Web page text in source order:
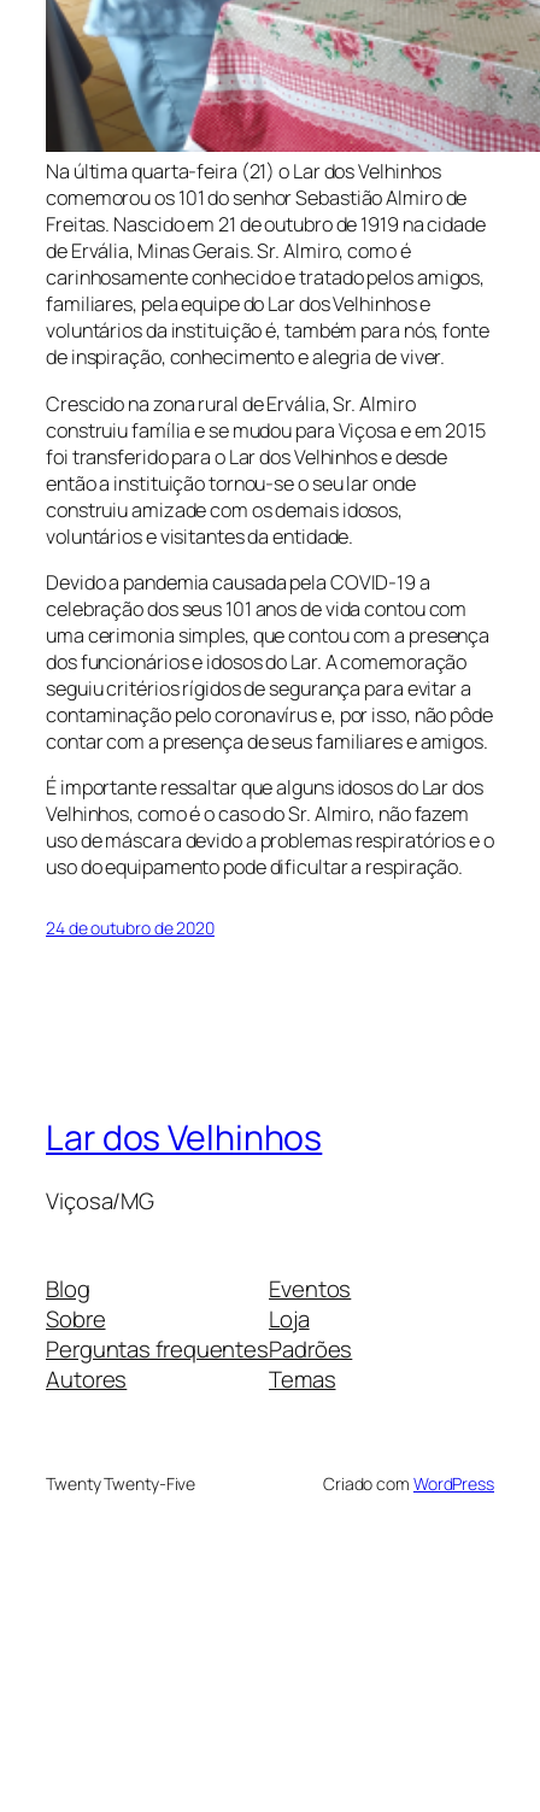
Na última quarta-feira (21) o Lar dos Velhinhos
comemorou os 101 do senhor Sebastião Almiro de
Freitas. Nascido em 21 de outubro de 1919 na cidade
de Ervália, Minas Gerais.Sr. Almiro, como é
carinhosamente conhecido e tratado pelos amigos,
familiares, pela equipe do Lar dos Velhinhos e
voluntários da instituição é, também para nós, fonte
de inspiração, conhecimento e alegria de viver.
Crescido na zona rural de Ervália, Sr. Almiro
construiu família e se mudou para Viçosa e em 2015
foi transferido para o Lar dos Velhinhos e desde
então a instituição tornou-se o seu lar onde
construiu amizade com os demais idosos,
voluntários e visitantes da entidade.
Devido a pandemia causada pela COVID-19 a
celebração dos seus 101 anos de vida contou com
uma cerimonia simples, que contou com a presença
dos funcionários e idosos do Lar. A comemoração
seguiu critérios rígidos de segurança para evitar a
contaminação pelo coronavírus e, por isso, não pôde
contar com a presença de seus familiares e amigos.
É importante ressaltar que alguns idosos do Lar dos
Velhinhos, como é o caso do Sr. Almiro, não fazem
uso de máscara devido a problemas respiratórios e o
uso do equipamento pode dificultar a respiração.
24 de outubro de 2020
Lar dos Velhinhos
Viçosa/MG
Blog
Sobre
Perguntas frequentes
Autores
Eventos
Loja
Padrões
Temas
Twenty Twenty-Five Criado com WordPress